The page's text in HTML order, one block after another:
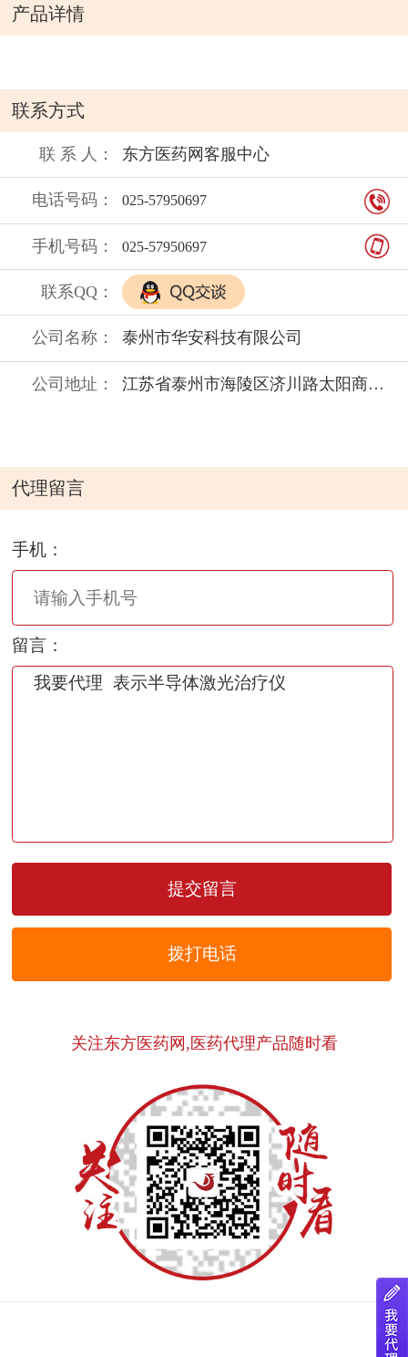
产品详情
联系方式
联 系 人： 东方医药网客服中心
电话号码： 025-57950697
手机号码： 025-57950697
联系QQ：
公司名称： 泰州市华安科技有限公司
公司地址： 江苏省泰州市海陵区济川路太阳商业广场
代理留言
手机：
留言：
拨打电话
关注东方医药网,医药代理产品随时看